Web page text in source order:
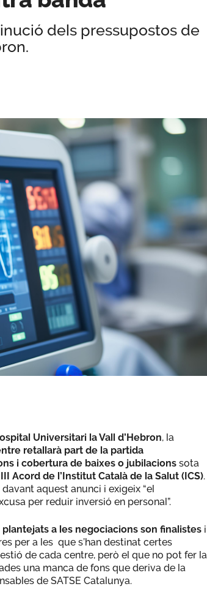
dels pressupostos de
Universitari la Vall d’Hebron, la
retallarà part de la partida
i cobertura de baixes o jubilacions sota
III Acord de l’Institut Català de la Salut (ICS).
aquest anunci i exigeix “el
per reduir inversió en personal”.
a les negociacions son finalistes i
per a les que s’han destinat certes
de cada centre, però el que no pot fer la
una manca de fons que deriva de la
de SATSE Catalunya.